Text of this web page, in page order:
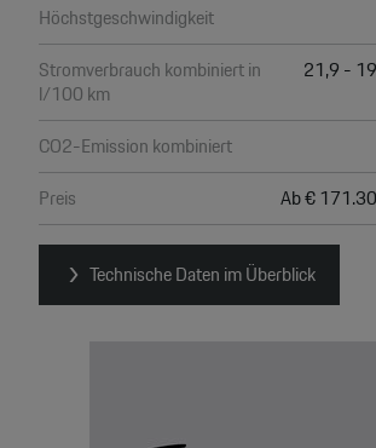
Höchstgeschwindigkeit
Stromverbrauch kombiniert in
l/100 km
21,9 -
CO2-Emission kombiniert
Preis
Ab €
Technische Daten im Überblick